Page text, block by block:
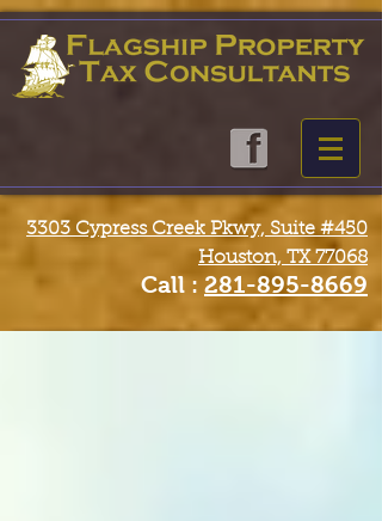
3303 Cypress Creek Pkwy, Suite #450
Houston, TX 77068
Call : 281-895-8669